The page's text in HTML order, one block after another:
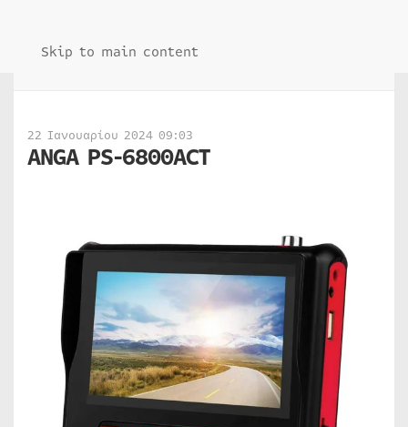
Skip to main content
22 Ιανουαρίου 2024 09:03
ANGA PS-6800ACT